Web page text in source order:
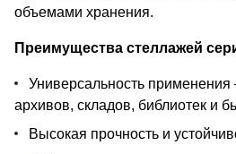
объемами хранения.
Преимущества стеллажей
Универсальность
архивов, складов, библиотек и
Высокая прочность и